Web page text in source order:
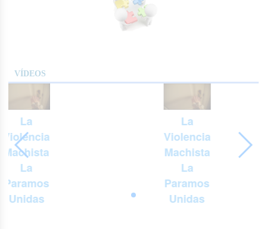
VÍDEOS
La
Violencia
Machista
La
Paramos
Unidas
La
Violencia
Machista
La
Paramos
Unidas